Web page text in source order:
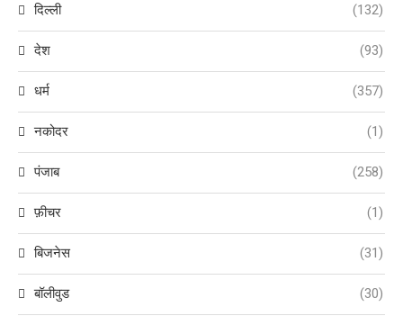
दिल्ली (132)
देश (93)
धर्म (357)
नकोदर (1)
पंजाब (258)
फ़ीचर (1)
बिजनेस (31)
बॉलीवुड (30)